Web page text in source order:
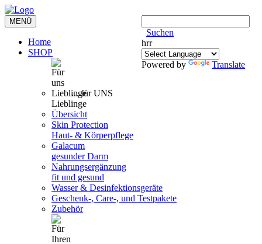
Suchen
hrr
Powered by Translate
Toggle
navigation
MENÜ
Home
SHOP
... für UNS
Lieblinge
Übersicht
Skin Protection
Haut- & Körperpflege
Galacum
gesunder Darm
Nahrungsergänzung
fit und gesund
Wasser & Desinfektionsgeräte
Geschenk-, Care-, und Testpakete
Zubehör